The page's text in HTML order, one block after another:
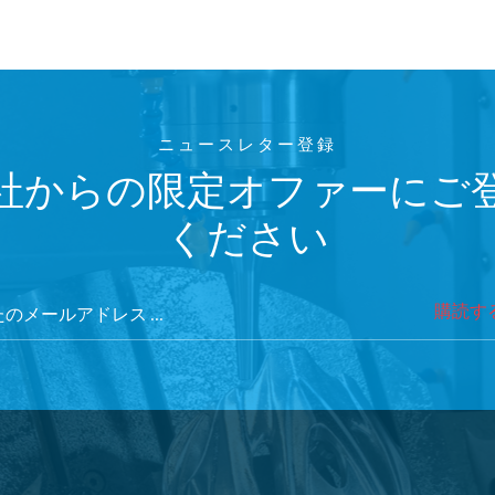
ニュースレター登録
からの限定オファーにご
ください
購読す